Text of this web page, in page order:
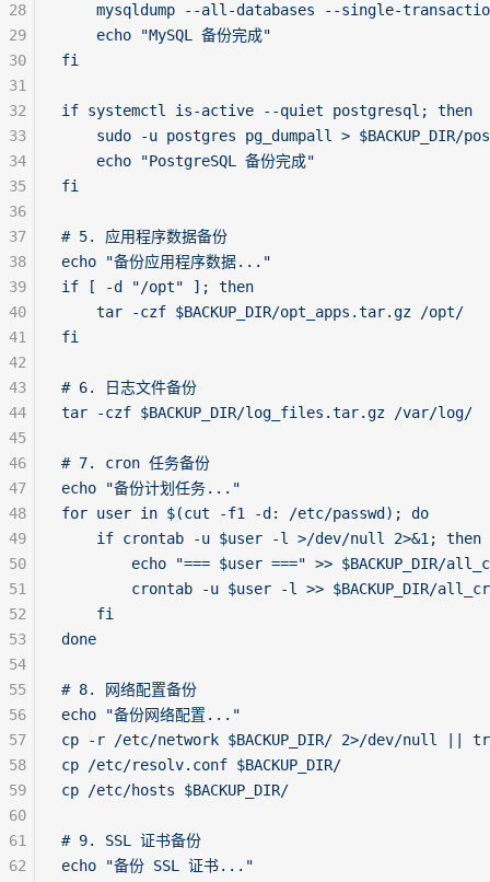
mysqldump --all-databases --single-
    echo "MySQL 备份完成"
fi
if systemctl is-active --quiet postgresql; then
sudo -u postgres pg_dumpall > $BACKUP_DIR/
    echo "PostgreSQL 备份完成"
fi
# 5. 应用程序数据备份
echo "备份应用程序数据..."
if [ -d "/opt" ]; then
    tar -czf $BACKUP_DIR/opt_apps.tar.gz /opt/
fi
# 6. 日志文件备份
tar -czf $BACKUP_DIR/log_files.tar.gz /var/log/
# 7. cron 任务备份
echo "备份计划任务..."
for user in $(cut -f1 -d: /etc/passwd); do
    if crontab -u $user -l >/dev/null 2>&1; then
echo "=== $user ===" >> $BACKUP_DIR/
crontab -u $user -l >> $BACKUP_DIR/
    fi
done
# 8. 网络配置备份
echo "备份网络配置..."
cp -r /etc/network $BACKUP_DIR/ 2>/dev/null ||
cp /etc/resolv.conf $BACKUP_DIR/
cp /etc/hosts $BACKUP_DIR/
# 9. SSL 证书备份
echo "备份 SSL 证书..."
28
29
30
31
32
33
34
35
36
37
38
39
40
41
42
43
44
45
46
47
48
49
50
51
52
53
54
55
56
57
58
59
60
61
62